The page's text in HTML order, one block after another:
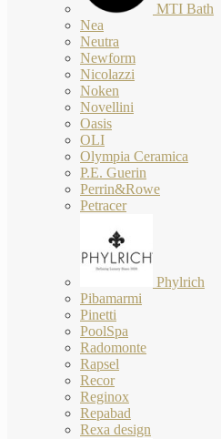
MTI Bath
Nea
Neutra
Newform
Nicolazzi
Noken
Novellini
Oasis
OLI
Olympia Ceramica
P.E. Guerin
Perrin&Rowe
Petracer
Phylrich
Pibamarmi
Pinetti
PoolSpa
Radomonte
Rapsel
Recor
Reginox
Repabad
Rexa design